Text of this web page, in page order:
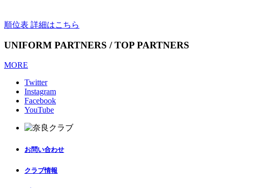
順位表 詳細はこちら
UNIFORM PARTNERS / TOP PARTNERS
MORE
Twitter
Instagram
Facebook
YouTube
お問い合わせ
クラブ情報